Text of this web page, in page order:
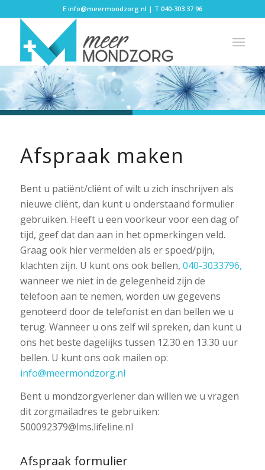
E info@meermondzorg.nl | T 040-303 37 96
Afspraak maken
Bent u patiënt/cliënt of wilt u zich inschrijven als
nieuwe cliënt, dan kunt u onderstaand formulier
gebruiken. Heeft u een voorkeur voor een dag of
tijd, geef dat dan aan in het opmerkingen veld.
Graag ook hier vermelden als er spoed/pijn,
klachten zijn. U kunt ons ook bellen, 040-3033796,
wanneer we niet in de gelegenheid zijn de
telefoon aan te nemen, worden uw gegevens
genoteerd door de telefonist en dan bellen we u
terug. Wanneer u ons zelf wil spreken, dan kunt u
ons het beste dagelijks tussen 12.30 en 13.30 uur
bellen. U kunt ons ook mailen op:
info@meermondzorg.nl
Bent u mondzorgverlener dan willen we u vragen
dit zorgmailadres te gebruiken:
500092379@lms.lifeline.nl
Afspraak formulier